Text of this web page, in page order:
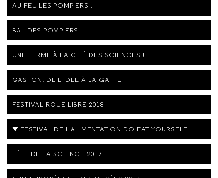
AU FEU LES POMPIERS !
BAL DES POMPIERS
UNE FERME À LA CITÉ DES SCIENCES !
GASTON, DE L'IDÉE À LA GAFFE
FESTIVAL ROUE LIBRE 2018
FESTIVAL DE L'ALIMENTATION DO EAT YOURSELF
FÊTE DE LA SCIENCE 2017